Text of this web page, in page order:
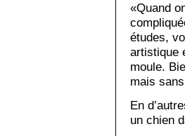
«Quand
études,
artistique
moule.
mais
En
un chien